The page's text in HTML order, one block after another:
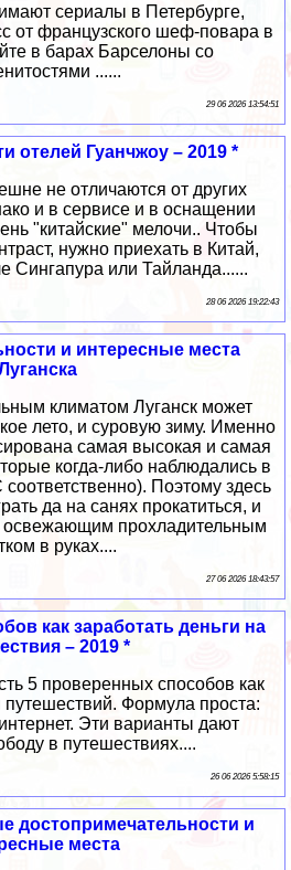
сериалы в Петербурге,
от французского шеф-повара в
в барах Барселоны со
......
29 06 2026 13:54:51
отелей Гуанчжоу – 2019 *
не отличаются от других
и в сервисе и в оснащении
"китайские" мелочи.. Чтобы
нужно приехать в Китай,
Сингапура или Тайланда......
28 06 2026 19:22:43
и интересные места
климатом Луганск может
лето, и суровую зиму. Именно
самая высокая и самая
когда-либо наблюдались в
соответственно). Поэтому здесь
да на санях прокатиться, и
освежающим прохладительным
в руках....
27 06 2026 18:43:57
как заработать деньги на
– 2019 *
5 проверенных способов как
путешествий. Формула проста:
Эти варианты дают
в путешествиях....
26 06 2026 5:58:15
достопримечательности и
места